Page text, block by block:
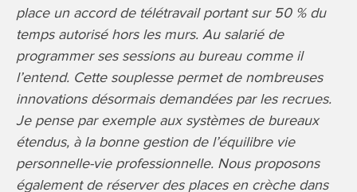
place un accord de télétravail portant sur 50 % du
temps autorisé hors les murs. Au salarié de
programmer ses sessions au bureau comme il
l’entend. Cette souplesse permet de nombreuses
innovations désormais demandées par les recrues.
Je pense par exemple aux systèmes de bureaux
étendus, à la bonne gestion de l’équilibre vie
personnelle-vie professionnelle. Nous proposons
également de réserver des places en crèche dans